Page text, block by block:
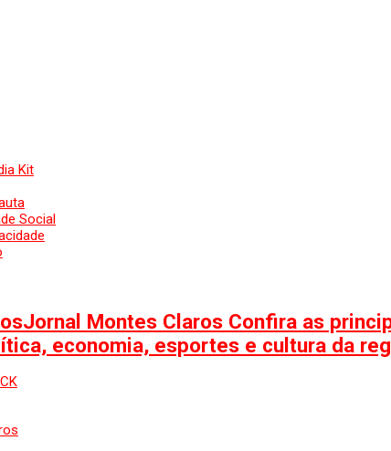
Kit
Social
Jornal Montes Claros Confira as
economia, esportes e cultura da